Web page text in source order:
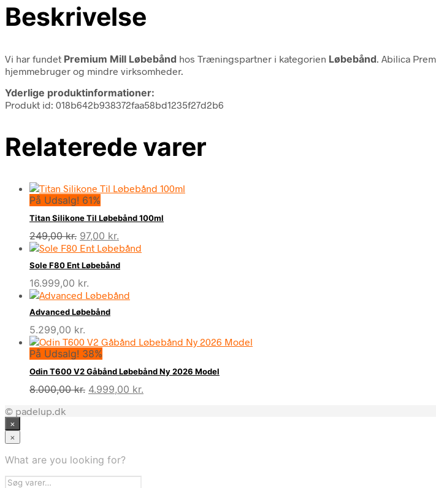
Beskrivelse
Vi har fundet Premium Mill Løbebånd hos Træningspartner i kategorien Løbebånd . Abilica
hjemmebruger og mindre virksomheder.
Yderlige produktinformationer:
Produkt id: 018b642b938372faa58bd1235f27d2b6
Relaterede varer
På Udsalg! 61%
Titan Silikone Til Løbebånd 100ml
249,00kr. Den
oprindelige
pris
var:
249,00 kr..
97,00 kr.
aktuelle
pris
er:
Sole F80 Ent Løbebånd
16.999,00 kr.
Advanced Løbebånd
5.299,00 kr.
På Udsalg! 38%
Odin T600 V2 Gåbånd Løbebånd Ny 2026 Model
8.000,00kr. Den
4.999,00 kr.
© padelup.dk
×
×
What are you looking for?